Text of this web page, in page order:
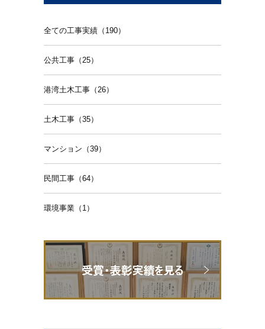
全ての工事実績（190）
公共工事（25）
港湾土木工事（26）
土木工事（35）
マンション（39）
民間工事（64）
環境事業（1）